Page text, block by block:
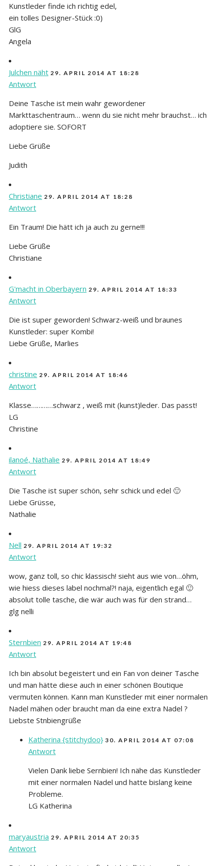
Kunstleder finde ich richtig edel,
ein tolles Designer-Stück :0)
GlG
Angela
Julchen näht 29. APRIL 2014 AT 18:28
Antwort
Deine Tasche ist mein wahr gewordener
Markttaschentraum… wenn du sie nicht mehr brauchst… ich
adoptiere sie. SOFORT
Liebe Grüße
Judith
Christiane 29. APRIL 2014 AT 18:28
Antwort
Ein Traum! Die hätt ich ja auch zu gerne!!!
Liebe Grüße
Christiane
G'macht in Oberbayern 29. APRIL 2014 AT 18:33
Antwort
Die ist super geworden! Schwarz-weiß und braunes
Kunstleder: super Kombi!
Liebe Grüße, Marlies
christine 29. APRIL 2014 AT 18:46
Antwort
Klasse…………schwarz , weiß mit (kunst)leder. Das passt!
LG
Christine
ilanoé, Nathalie 29. APRIL 2014 AT 18:49
Antwort
Die Tasche ist super schön, sehr schick und edel 🙂
Liebe Grüsse,
Nathalie
Nell 29. APRIL 2014 AT 19:32
Antwort
wow, ganz toll, so chic klassisch! sieht aus wie von…öhm,
wie hiess dieses label nochmal?! naja, eigentlich egal 🙂
absolut tolle tasche, die wär auch was für den strand…
glg nelli
Sternbien 29. APRIL 2014 AT 19:48
Antwort
Ich bin absolut begeistert und ein Fan von deiner Tasche
und man hätte diese auch in einer schönen Boutique
vermuten können. Kann man Kunstleder mit einer normalen
Nadel mähen oder braucht man da eine extra Nadel ?
Liebste Stnbiengrüße
Katherina {stitchydoo} 30. APRIL 2014 AT 07:08
Antwort
Vielen Dank liebe Sernbien! Ich nähe das Kunstleder
mit einer normalen Nadel und hatte bislang keine
Probleme.
LG Katherina
maryaustria 29. APRIL 2014 AT 20:35
Antwort